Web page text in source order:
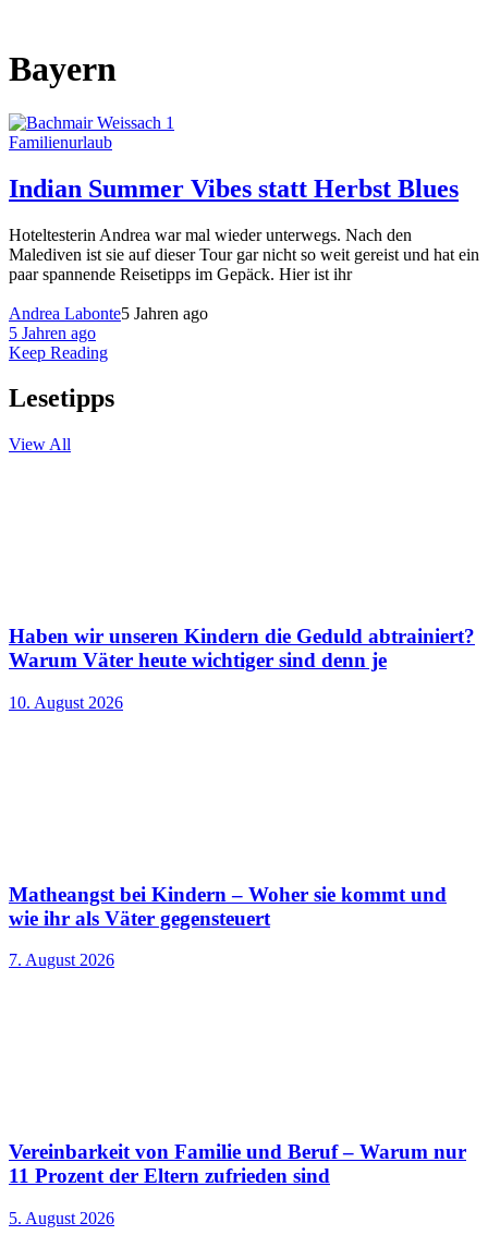
Bayern
Familienurlaub
Indian Summer Vibes statt Herbst Blues
Hoteltesterin Andrea war mal wieder unterwegs. Nach den
Malediven ist sie auf dieser Tour gar nicht so weit gereist und hat ein
paar spannende Reisetipps im Gepäck. Hier ist ihr
Andrea Labonte5 Jahren ago
5 Jahren ago
Keep Reading
Lesetipps
View All
Haben wir unseren Kindern die Geduld abtrainiert?
Warum Väter heute wichtiger sind denn je
10. August 2026
Matheangst bei Kindern – Woher sie kommt und
wie ihr als Väter gegensteuert
7. August 2026
Vereinbarkeit von Familie und Beruf – Warum nur
11 Prozent der Eltern zufrieden sind
5. August 2026